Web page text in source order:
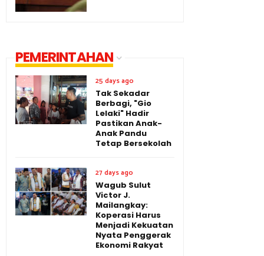
PEMERINTAHAN
25 days ago
Tak Sekadar
Berbagi, "Gio
Lelaki" Hadir
Pastikan Anak-
Anak Pandu
Tetap Bersekolah
27 days ago
Wagub Sulut
Victor J.
Mailangkay:
Koperasi Harus
Menjadi Kekuatan
Nyata Penggerak
Ekonomi Rakyat